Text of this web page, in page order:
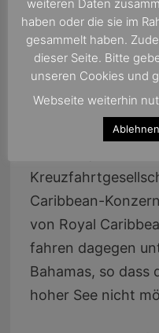
Hochzeiten auf
im Angebot. Eine
Brochure kann
werden unter
Broschüre gilt
Caribbean-
von Royal
fahren dagegen
Bahamas, so dass
hoher See nicht
weiteren Daten
haben oder die sie im
gesammelt haben.
dieser Seite. Bitte
unseren Cookies und
Webseite weiterhin
Ablehnen